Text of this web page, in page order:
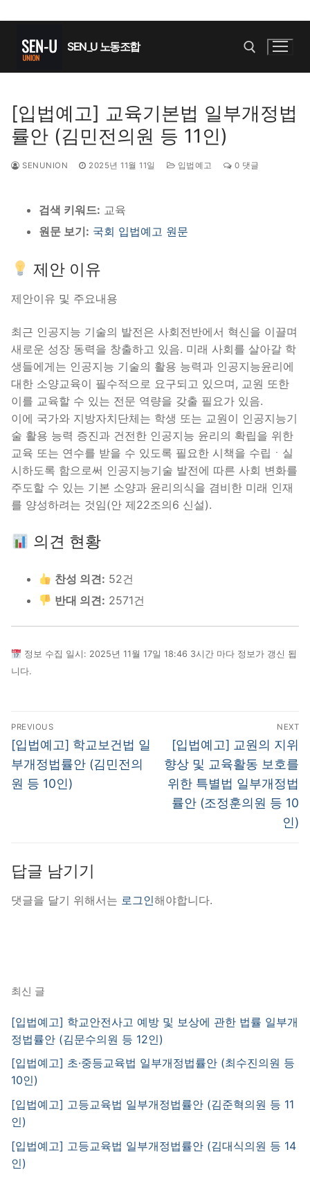
SEN_U 노동조합
검색 :
[입법예고] 교육기본법 일부개정법
률안 (김민전의원 등 11인)
SENUNION 2025년 11월 11일 입법예고 0 댓글
검색 키워드: 교육
원문 보기: 국회 입법예고 원문
제안 이유
제안이유 및 주요내용
최근 인공지능 기술의 발전은 사회전반에서 혁신을 이끌며
새로운 성장 동력을 창출하고 있음. 미래 사회를 살아갈 학
생들에게는 인공지능 기술의 활용 능력과 인공지능윤리에
대한 소양교육이 필수적으로 요구되고 있으며, 교원 또한
이를 교육할 수 있는 전문 역량을 갖출 필요가 있음.
이에 국가와 지방자치단체는 학생 또는 교원이 인공지능기
술 활용 능력 증진과 건전한 인공지능 윤리의 확립을 위한
교육 또는 연수를 받을 수 있도록 필요한 시책을 수립ㆍ실
시하도록 함으로써 인공지능기술 발전에 따른 사회 변화를
주도할 수 있는 기본 소양과 윤리의식을 겸비한 미래 인재
를 양성하려는 것임(안 제22조의6 신설).
의견 현황
찬성 의견: 52건
반대 의견: 2571건
정보 수집 일시: 2025년 11월 17일 18:46 3시간 마다 정보가 갱신 됩
니다.
글
탐
색
PREVIOUS
Previous
post:
[입법예고] 학교보건법 일
부개정법률안 (김민전의
원 등 10인)
NEXT
Next
post:
[입법예고] 교원의 지위
향상 및 교육활동 보호를
위한 특별법 일부개정법
률안 (조정훈의원 등 10
인)
답글 남기기
댓글을 달기 위해서는 로그인해야합니다.
최신 글
[입법예고] 학교안전사고 예방 및 보상에 관한 법률 일부개
정법률안 (김문수의원 등 12인)
[입법예고] 초·중등교육법 일부개정법률안 (최수진의원 등
10인)
[입법예고] 고등교육법 일부개정법률안 (김준혁의원 등 11
인)
[입법예고] 고등교육법 일부개정법률안 (김대식의원 등 14
인)